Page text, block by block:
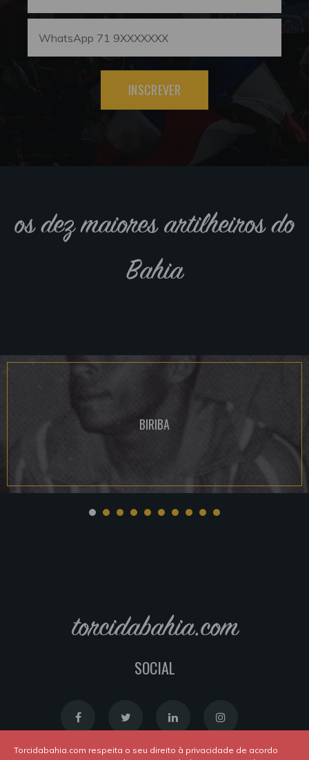
INSCREVER
os dez maiores artilheiros do
Bahia
BIRIBA
torcidabahia.com
SOCIAL
Torcidabahia.com respeita o seu direito à privacidade de acordo